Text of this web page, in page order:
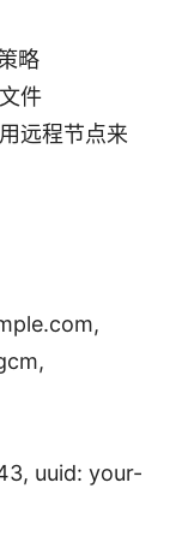
略
件
远程节点来
uuid: your-